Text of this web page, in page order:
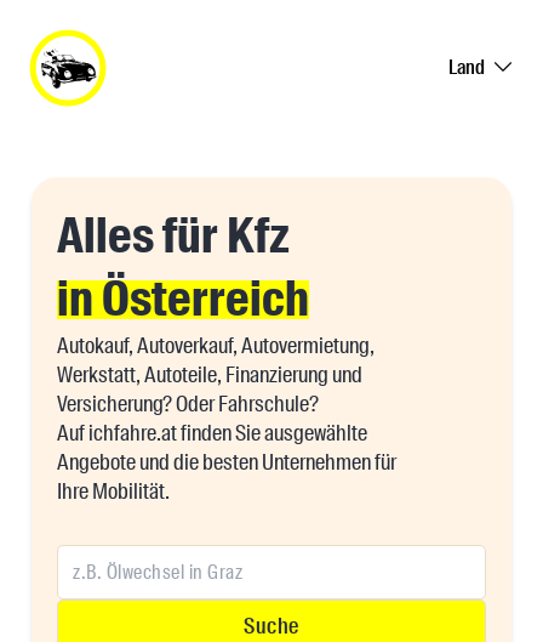
Land
Alles für Kfz
in Österreich
Autokauf, Autoverkauf, Autovermietung,
Werkstatt, Autoteile, Finanzierung und
Versicherung? Oder Fahrschule?
Auf ichfahre.at finden Sie ausgewählte
Angebote und die besten Unternehmen für
Ihre Mobilität.
Suche